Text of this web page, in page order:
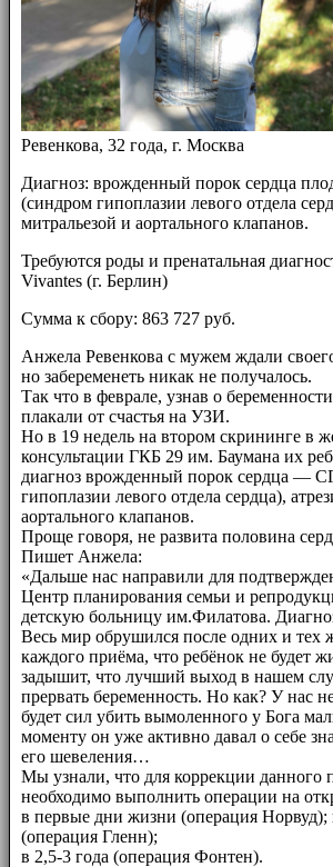
Ревенкова, 32 года, г. Москва
Диагноз: врожденный порок сердца
(синдром гипоплазии левого отдела
митральезой и аортального клапанов.
Требуются роды и пренатальная
Vivantes (г. Берлин)
Сумма к сбору: 863 727 руб.
Анжела Ревенкова с мужем ждали
но забеременеть никак не получалось.
Так что в феврале, узнав о
плакали от счастья на УЗИ.
Но в 19 недель на втором скрининге в
консультации ГКБ 29 им. Баумана их
диагноз врожденный порок сердца —
гипоплазии левого отдела сердца),
аортального клапанов.
Проще говоря, не развита половина
Пишет Анжела:
«Дальше нас направили для
Центр планирования семьи и
детскую больницу им.Филатова.
Весь мир обрушился после одних и тех
каждого приёма, что ребёнок не будет
задышит, что лучший выход в нашем
прервать беременность. Но как? У нас
будет сил убить вымоленного у Бога
моменту он уже активно давал о себе
его шевеления…
Мы узнали, что для коррекции данного
необходимо выполнить операции на
в первые дни жизни (операция Норвуд);
(операция Гленн);
в 2,5-3 года (операция Фонтен).